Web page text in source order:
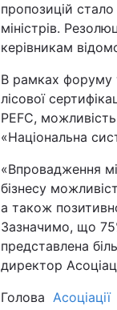
пропозицій
міністрів.
керівникам
В рамках форуму
лісової
PEFC,
«Національна
«Впровадження
бізнесу
а також
Зазначимо, що
представлена
директор
Голова